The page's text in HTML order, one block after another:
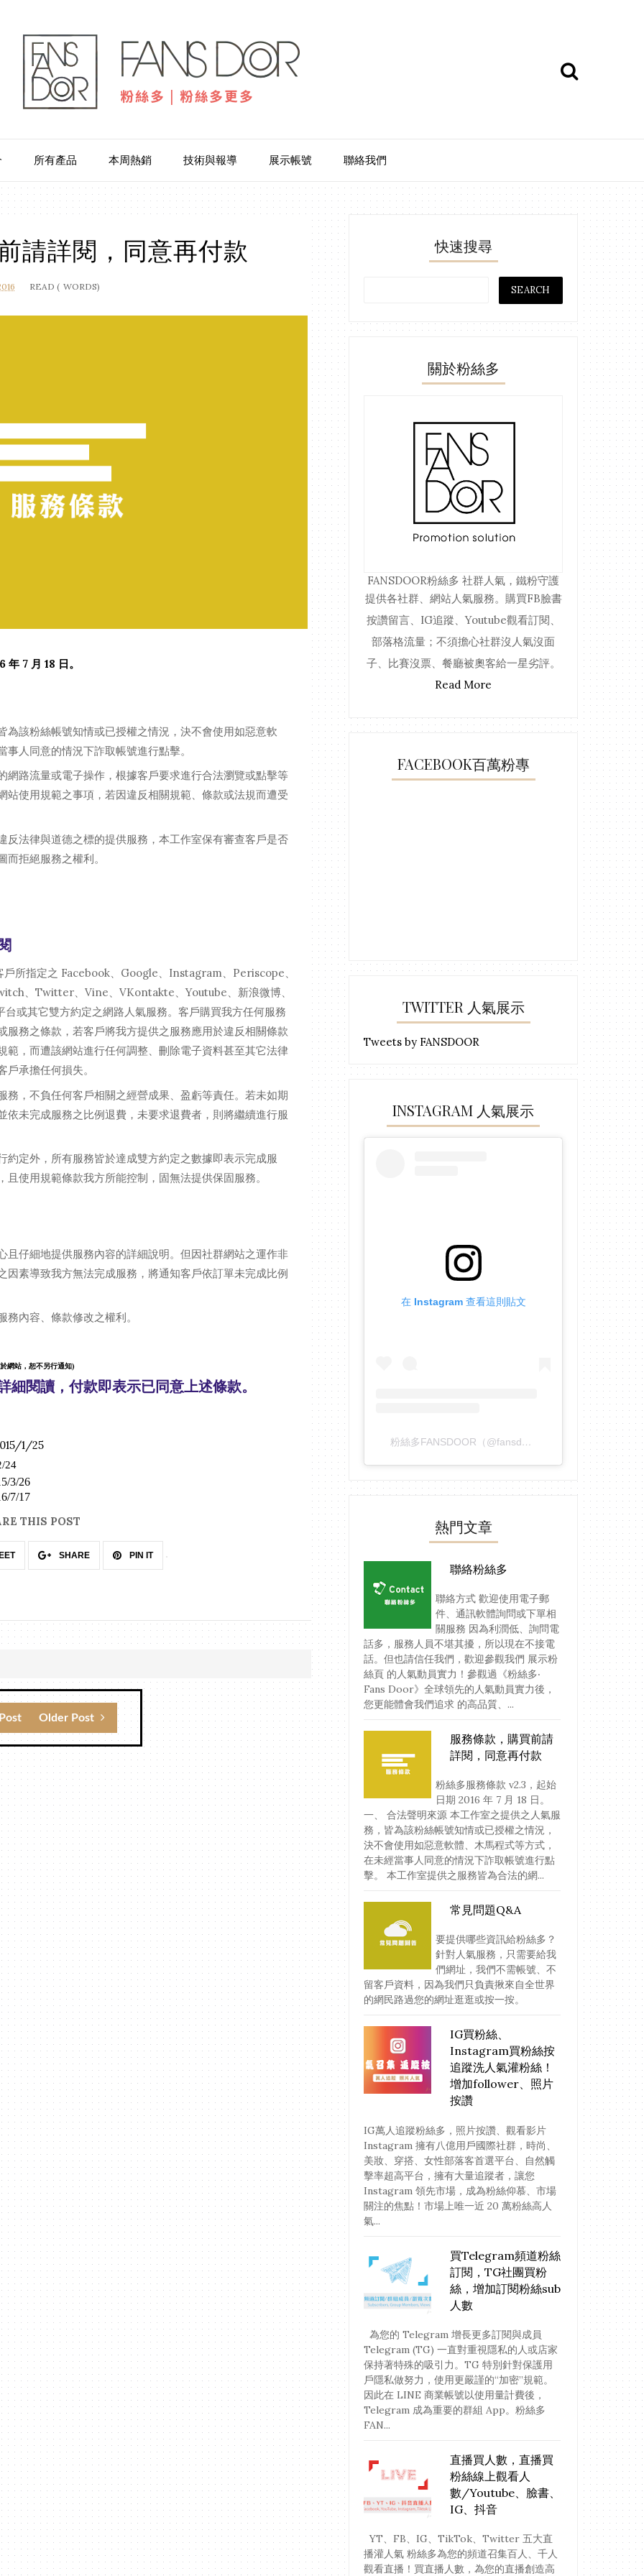
所有產品 本周熱銷 技術與報導 展示帳號 聯絡我們
請詳閱，同意再付款
READ ( WORDS)
7 月 18 日。
為該粉絲帳號知情或已授權之情況，決不會使用如惡意軟
人同意的情況下詐取帳號進行點擊。
網路流量或電子操作，根據客戶要求進行合法瀏覽或點擊等
站使用規範之事項，若因違反相關規範、條款或法規而遭受
反法律與道德之標的提供服務，本工作室保有審查客戶是否
拒絕服務之權利。
戶所指定之 Facebook、Google、Instagram、Periscope、
、Twitter、Vine、VKontakte、Youtube、新浪微博、
或其它雙方約定之網路人氣服務。客戶購買我方任何服務
服務之條款，若客戶將我方提供之服務應用於違反相關條款
範，而遭該網站進行任何調整、刪除電子資料甚至其它法律
承擔任何損失。
務，不負任何客戶相關之經營成果、盈虧等責任。若未如期
依未完成服務之比例退費，未要求退費者，則將繼續進行服
約定外，所有服務皆於達成雙方約定之數據即表示完成服
使用規範條款我方所能控制，固無法提供保固服務。
且仔細地提供服務內容的詳細說明。但因社群網站之運作非
因素導致我方無法完成服務，將通知客戶依訂單未完成比例
內容、條款修改之權利。
網站，恕不另行通知)
細閱讀，付款即表示已同意上述條款。
1/25
24
3/26
7/17
THIS POST
SHARE PIN IT
Older Post
快速搜尋
關於粉絲多
FANSDOOR粉絲多 社群人氣，鐵粉守護
提供各社群、網站人氣服務。購買FB臉書
按讚留言、IG追蹤、Youtube觀看訂閱、
部落格流量；不須擔心社群沒人氣沒面
子、比賽沒票、餐廳被奧客給一星劣評。
Read More
FACEBOOK百萬粉專
TWITTER 人氣展示
Tweets by FANSDOOR
INSTAGRAM 人氣展示
在 Instagram 查看這則貼文
粉絲多FANSDOOR（@fansdoor）分享的貼文
熱門文章
聯絡粉絲多
聯絡方式 歡迎使用電子郵
件、通訊軟體詢問或下單相
關服務 因為利潤低、詢問電
話多，服務人員不堪其擾，所以現在不接電
話。但也請信任我們，歡迎參觀我們 展示粉
絲頁 的人氣動員實力！參觀過《粉絲多‧
Fans Door》全球領先的人氣動員實力後，
您更能體會我們追求 的高品質、...
服務條款，購買前請
詳閱，同意再付款
粉絲多服務條款 v2.3，起始
日期 2016 年 7 月 18 日。
一、 合法聲明來源 本工作室之提供之人氣服
務，皆為該粉絲帳號知情或已授權之情況，
決不會使用如惡意軟體、木馬程式等方式，
在未經當事人同意的情況下詐取帳號進行點
擊。 本工作室提供之服務皆為合法的網...
常見問題Q&A
要提供哪些資訊給粉絲多？
針對人氣服務，只需要給我
們網址，我們不需帳號、不
留客戶資料，因為我們只負責揪來自全世界
的網民路過您的網址逛逛或按一按。
IG買粉絲、
Instagram買粉絲按
追蹤洗人氣灌粉絲！
增加follower、照片
按讚
IG萬人追蹤粉絲多，照片按讚、觀看影片
Instagram 擁有八億用戶國際社群，時尚、
美妝、穿搭、女性部落客首選平台、自然觸
擊率超高平台，擁有大量追蹤者，讓您
Instagram 領先市場，成為粉絲仰慕、市場
關注的焦點！市場上唯一近 20 萬粉絲高人
氣...
買Telegram頻道粉絲
訂閱，TG社團買粉
絲，增加訂閱粉絲sub
人數
為您的 Telegram 增長更多訂閱與成員
Telegram (TG) 一直對重視隱私的人或店家
保持著特殊的吸引力。TG 特別針對保護用
戶隱私做努力，使用更嚴謹的“加密”規範。
因此在 LINE 商業帳號以使用量計費後，
Telegram 成為重要的群組 App。粉絲多
FAN...
直播買人數，直播買
粉絲線上觀看人
數/Youtube、臉書、
IG、抖音
YT、FB、IG、TikTok、Twitter 五大直
播灌人氣 粉絲多為您的頻道召集百人、千人
觀看直播！買直播人數，為您的直播創造高